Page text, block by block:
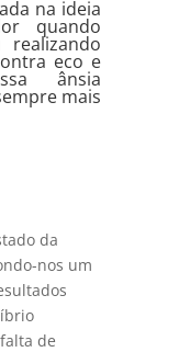
na ideia
quando
eco e
ânsia
mais
da
nos um
de